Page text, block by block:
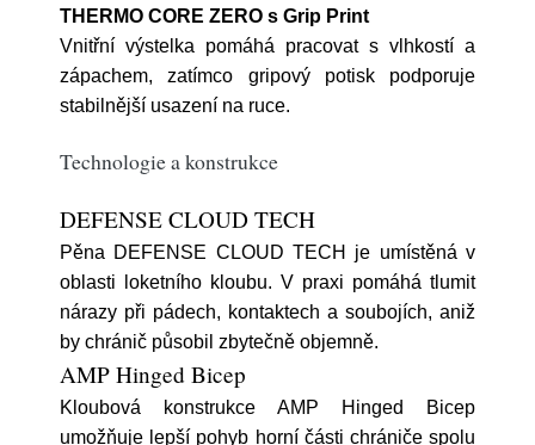
THERMO CORE ZERO s Grip Print
Vnitřní výstelka pomáhá pracovat s vlhkostí a
zápachem, zatímco gripový potisk podporuje
stabilnější usazení na ruce.
Technologie a konstrukce
DEFENSE CLOUD TECH
Pěna DEFENSE CLOUD TECH je umístěná v
oblasti loketního kloubu. V praxi pomáhá tlumit
nárazy při pádech, kontaktech a soubojích, aniž
by chránič působil zbytečně objemně.
AMP Hinged Bicep
Kloubová konstrukce AMP Hinged Bicep
umožňuje lepší pohyb horní části chrániče spolu